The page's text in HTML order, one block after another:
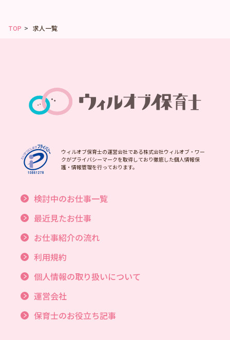
TOP 求人一覧
ウィルオブ保育士の運営会社である株式会社ウィルオブ・ワー
クがプライバシーマークを取得しており徹底した個人情報保
護・情報管理を行っております。
検討中のお仕事一覧
最近見たお仕事
お仕事紹介の流れ
利用規約
個人情報の取り扱いについて
運営会社
保育士のお役立ち記事